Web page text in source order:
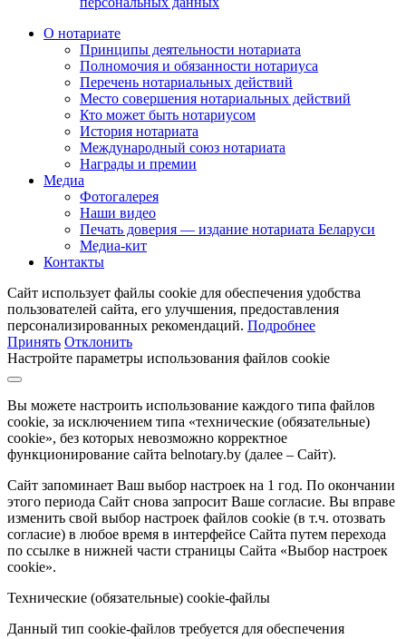
О нотариате
Принципы деятельности нотариата
Полномочия и обязанности нотариуса
Перечень нотариальных действий
Место совершения нотариальных действий
Кто может быть нотариусом
История нотариата
Международный союз нотариата
Награды и премии
Медиа
Фотогалерея
Наши видео
Печать доверия — издание нотариата Беларуси
Медиа-кит
Контакты
Сайт использует файлы cookie для обеспечения удобства
пользователей сайта, его улучшения, предоставления
персонализированных рекомендаций. Подробнее
Принять Отклонить
Настройте параметры использования файлов cookie
Вы можете настроить использование каждого типа файлов
cookie, за исключением типа «технические (обязательные)
cookie», без которых невозможно корректное
функционирование сайта belnotary.by (далее – Сайт).
Сайт запоминает Ваш выбор настроек на 1 год. По окончании
этого периода Сайт снова запросит Ваше согласие. Вы вправе
изменить свой выбор настроек файлов cookie (в т.ч. отозвать
согласие) в любое время в интерфейсе Сайта путем перехода
по ссылке в нижней части страницы Сайта «Выбор настроек
cookie».
Технические (обязательные) cookie-файлы
Данный тип cookie-файлов требуется для обеспечения